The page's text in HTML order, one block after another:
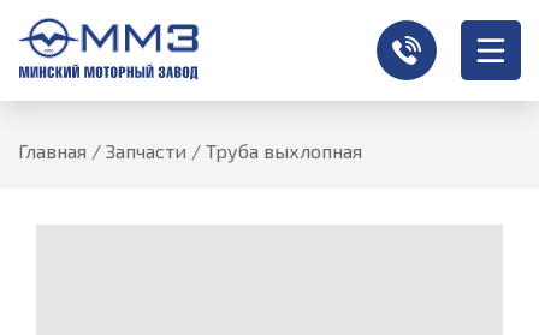
Главная / Запчасти / Труба выхлопная